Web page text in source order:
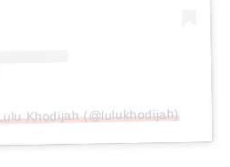
Khodijah (@lulukhodijah)